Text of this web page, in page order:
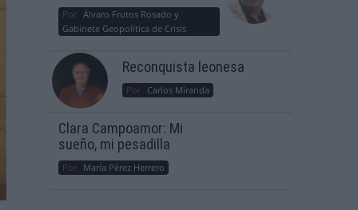
Por Álvaro Frutos Rosado y
Gabinete Geopolítica de Crisis
Reconquista leonesa
Por Carlos Miranda
Clara Campoamor: Mi
sueño, mi pesadilla
Por María Pérez Herrero